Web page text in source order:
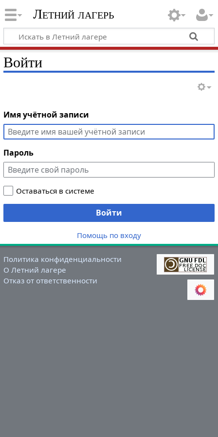
Летний лагерь
Войти
Имя учётной записи
Пароль
Оставаться в системе
Войти
Помощь по входу
Политика конфиденциальности
О Летний лагере
Отказ от ответственности